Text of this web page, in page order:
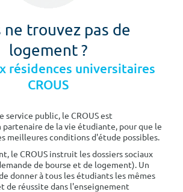
ne trouvez pas de
logement ?
résidences universitaires
CROUS
service public, le CROUS est
de la vie étudiante, pour que le
meilleures conditions d'étude possibles.
le CROUS instruit les dossiers sociaux
de bourse et de logement). Un
donner à tous les étudiants les mêmes
de réussite dans l'enseignement